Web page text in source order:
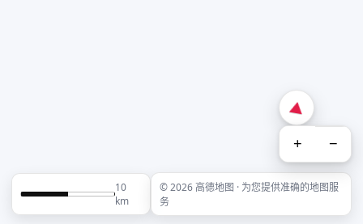
+ −
10
km
© 2026 高德地图 · 为您提供准确的地图服
务